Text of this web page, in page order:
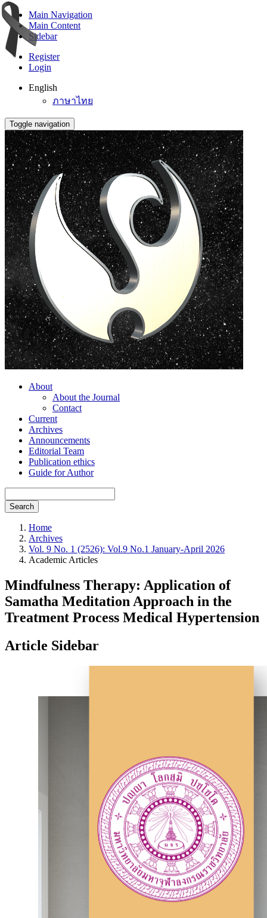
Main Navigation
Main Content
Sidebar
Register
Login
English
ภาษาไทย
Toggle navigation
About
About the Journal
Contact
Current
Archives
Announcements
Editorial Team
Publication ethics
Guide for Author
Search
Home
Archives
Vol. 9 No. 1 (2526): Vol.9 No.1 January-April 2026
Academic Articles
Mindfulness Therapy: Application of
Samatha Meditation Approach in the
Treatment Process Medical Hypertension
Article Sidebar